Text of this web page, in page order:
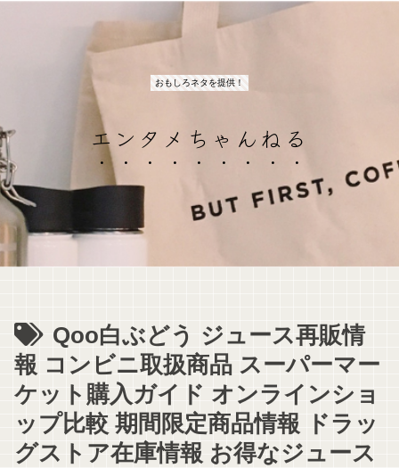
おもしろネタを提供！
エンタメちゃんねる
Qoo白ぶどう ジュース再販情
報 コンビニ取扱商品 スーパーマー
ケット購入ガイド オンラインショ
ップ比較 期間限定商品情報 ドラッ
グストア在庫情報 お得なジュース